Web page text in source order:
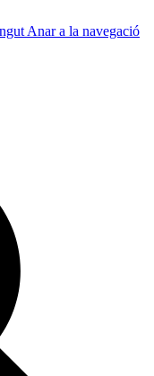
Anar a la navegació